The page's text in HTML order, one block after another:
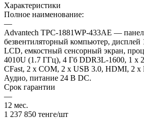
Характеристики
Полное наименование:
—
Advantech TPC-1881WP-433AE —
безвентиляторный компьютер,
LCD, емкостный сенсорный экран,
4010U (1.7 ГГц), 4 Гб DDR3L-1600, 1 x
CFast, 2 x COM, 2 x USB 3.0, HDMI, 2
Аудио, питание 24 В DC.
Срок гарантии
—
12 мес.
1 237 850 тенге/шт